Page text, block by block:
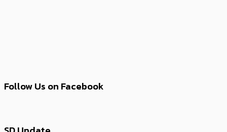
Follow Us on Facebook